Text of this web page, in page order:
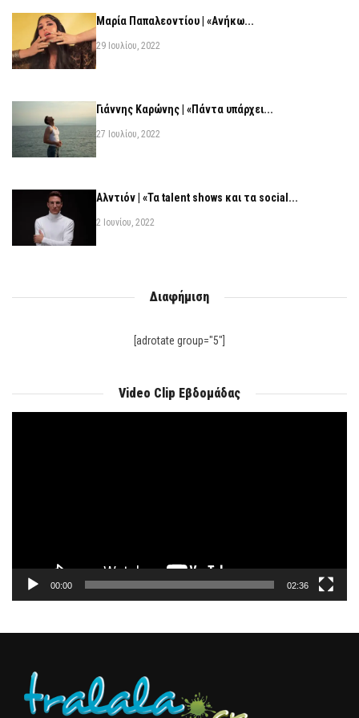
Μαρία Παπαλεοντίου | «Ανήκω...
29 Ιουλίου, 2022
Γιάννης Καρώνης | «Πάντα υπάρχει...
27 Ιουλίου, 2022
Αλντιόν | «Τα talent shows και τα social...
2 Ιουνίου, 2022
Διαφήμιση
[adrotate group="5"]
Video Clip Εβδομάδας
00:00 02:36